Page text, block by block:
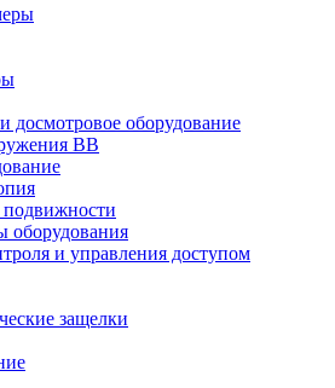
досмотровое оборудование
ВВ
оборудования
и управления доступом
защелки